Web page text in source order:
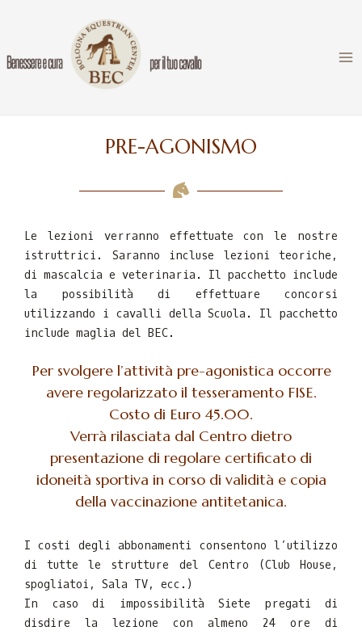
PRE-AGONISMO
Le lezioni verranno effettuate con le nostre
istruttrici. Saranno incluse lezioni teoriche,
di mascalcia e veterinaria. Il pacchetto include
la possibilità di effettuare concorsi
utilizzando i cavalli della Scuola. Il pacchetto
include maglia del BEC.
Per svolgere l’attività pre-agonistica occorre
avere regolarizzato il tesseramento FISE.
Costo di Euro 45.00.
Verrà rilasciata dal Centro dietro
presentazione di regolare certificato di
idoneità sportiva in corso di validità e copia
della vaccinazione antitetanica.
I costi degli abbonamenti consentono l’utilizzo
di tutte le strutture del Centro (Club House,
spogliatoi, Sala TV, ecc.)
In caso di impossibilità Siete pregati di
disdire la lezione con almeno 24 ore di